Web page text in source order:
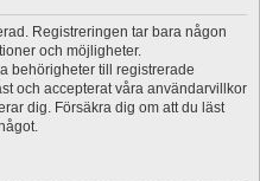
Registreringen tar bara någon
och möjligheter.
behörigheter till registrerade
och accepterat våra användarvillkor
dig. Försäkra dig om att du läst